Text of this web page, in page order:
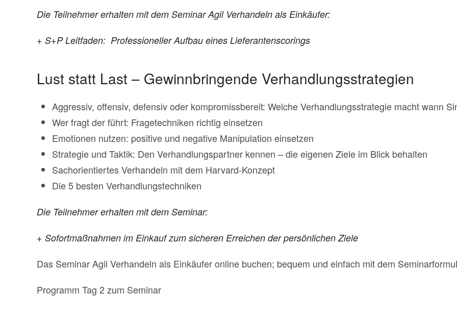
Die Teilnehmer erhalten mit dem Seminar Agil Verhandeln als Einkäufer:
+ S+P Leitfaden: Professioneller Aufbau eines Lieferantenscorings
Lust statt Last – Gewinnbringende Verhandlungsstrategien
Aggressiv, offensiv, defensiv oder kompromissbereit: Welche Verhandlungsstrategie macht wann
Wer fragt der führt: Fragetechniken richtig einsetzen
Emotionen nutzen: positive und negative Manipulation einsetzen
Strategie und Taktik: Den Verhandlungspartner kennen – die eigenen Ziele im Blick behalten
Sachorientiertes Verhandeln mit dem Harvard-Konzept
Die 5 besten Verhandlungstechniken
Die Teilnehmer erhalten mit dem Seminar:
+ Sofortmaßnahmen im Einkauf zum sicheren Erreichen der persönlichen Ziele
Das Seminar Agil Verhandeln als Einkäufer online buchen; bequem und einfach mit dem
Programm Tag 2 zum Seminar